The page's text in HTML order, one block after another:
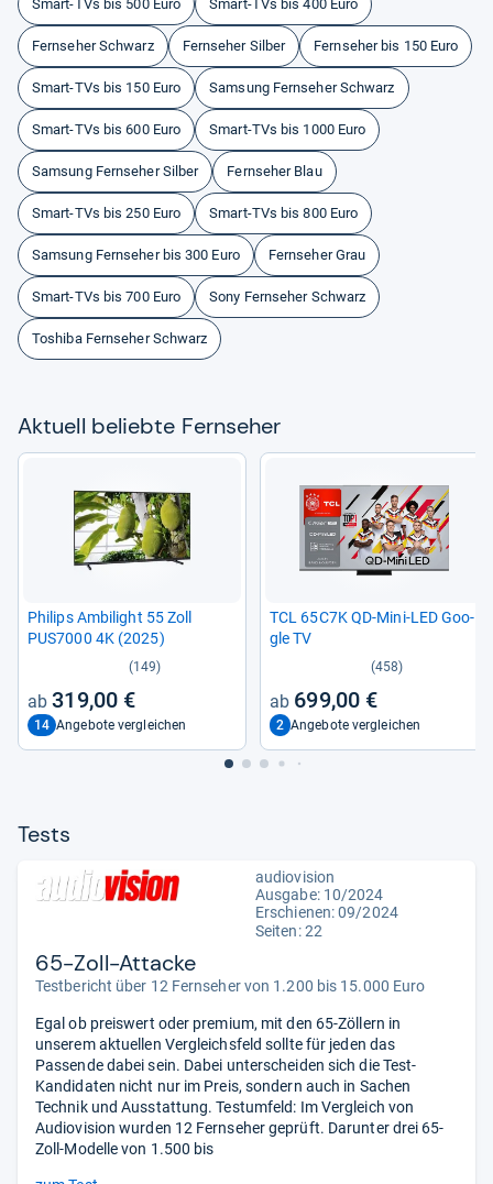
Smart-TVs bis 500 Euro Smart-TVs bis 400 Euro
Fernseher Schwarz Fernseher Silber Fernseher bis 150 Euro
Smart-TVs bis 150 Euro Samsung Fernseher Schwarz
Smart-TVs bis 600 Euro Smart-TVs bis 1000 Euro
Samsung Fernseher Silber Fernseher Blau
Smart-TVs bis 250 Euro Smart-TVs bis 800 Euro
Samsung Fernseher bis 300 Euro Fernseher Grau
Smart-TVs bis 700 Euro Sony Fernseher Schwarz
Toshiba Fernseher Schwarz
Aktu­ell beliebte Fern­se­her
Phi­lips Ambi­light 55 Zoll
PUS7000 4K (2025)
(149)
319,00 €
14 Angebote vergleichen
TCL 65C7K QD-​Mini-​LED Goo­
gle TV
(458)
699,00 €
2 Angebote vergleichen
Tests
audiovision
Ausgabe: 10/2024
Erschienen: 09/2024
Seiten: 22
65-Zoll-Attacke
Testbericht über 12 Fernseher von 1.200 bis 15.000 Euro
Egal ob preiswert oder premium, mit den 65-Zöllern in
unserem aktuellen Vergleichsfeld sollte für jeden das
Passende dabei sein. Dabei unterscheiden sich die Test-
Kandidaten nicht nur im Preis, sondern auch in Sachen
Technik und Ausstattung. Testumfeld: Im Vergleich von
Audiovision wurden 12 Fernseher geprüft. Darunter drei 65-
Zoll-Modelle von 1.500 bis